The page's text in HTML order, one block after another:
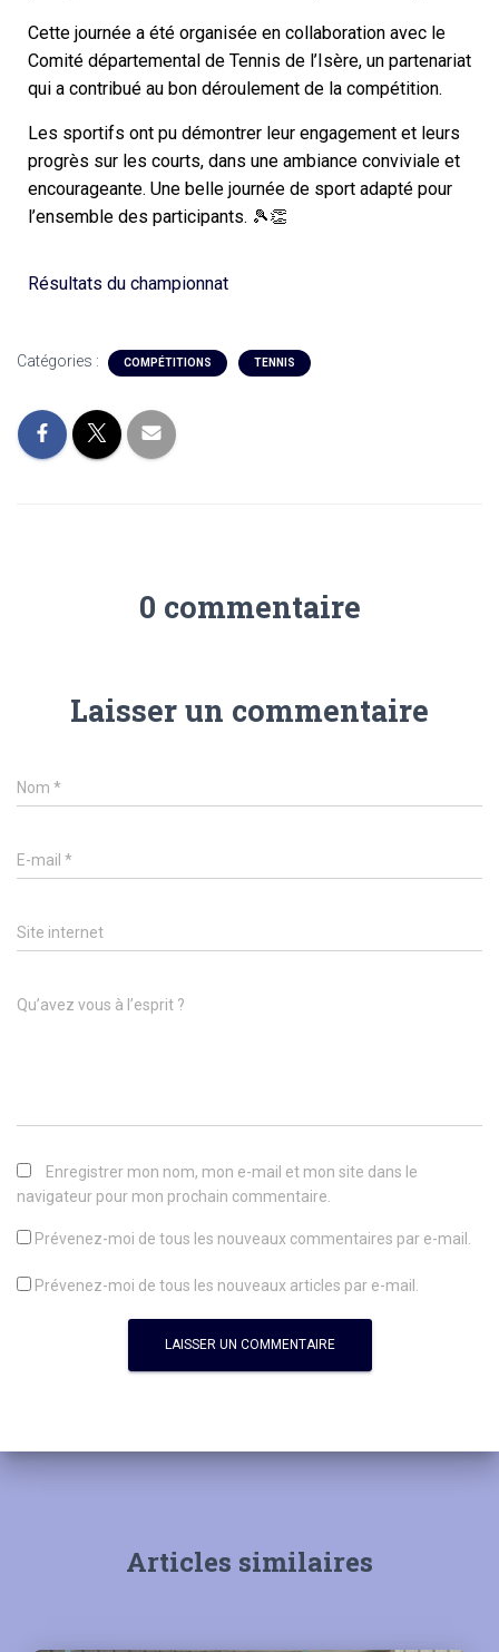
Cette journée a été organisée en collaboration avec le
Comité départemental de Tennis de l’Isère, un partenariat
qui a contribué au bon déroulement de la compétition.
Les sportifs ont pu démontrer leur engagement et leurs
progrès sur les courts, dans une ambiance conviviale et
encourageante. Une belle journée de sport adapté pour
l’ensemble des participants. 🎾👏
Résultats du championnat
Catégories : COMPÉTITIONS TENNIS
0 commentaire
Laisser un commentaire
Nom *
E-mail *
Site internet
Qu’avez vous à l’esprit ?
Enregistrer mon nom, mon e-mail et mon site dans le
navigateur pour mon prochain commentaire.
Prévenez-moi de tous les nouveaux commentaires par e-mail.
Prévenez-moi de tous les nouveaux articles par e-mail.
Articles similaires